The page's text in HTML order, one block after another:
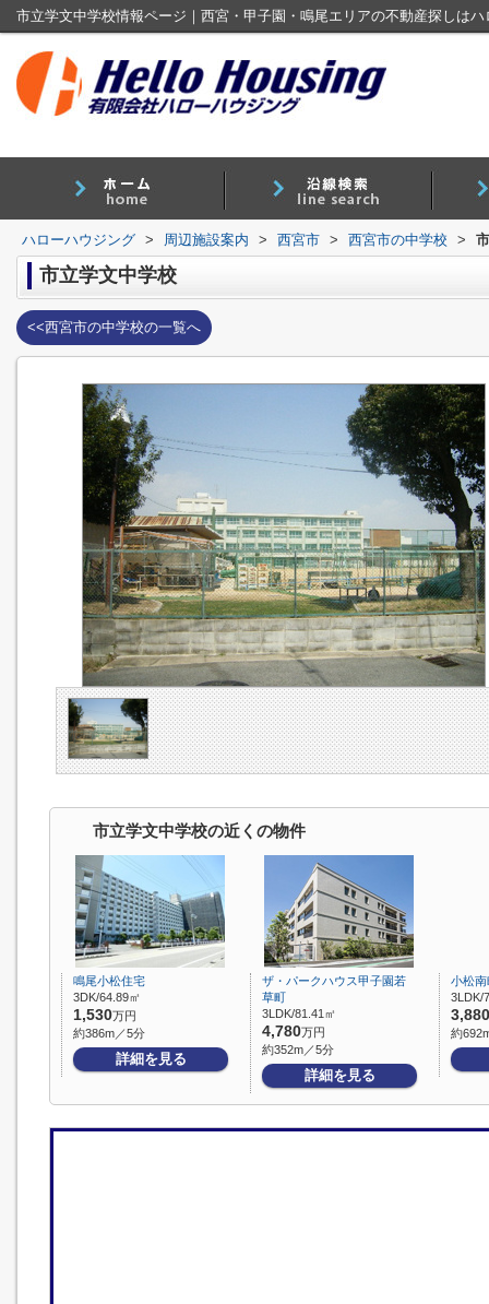
市立学文中学校情報ページ｜西宮・甲子園・鳴尾エリアの不動産探しは
ハローハウジング > 周辺施設案内 > 西宮市 > 西宮市の中学校 >
市立学文中学校
<<西宮市の中学校の一覧へ
市立学文中学校の近くの物件
鳴尾小松住宅
3DK/64.89㎡
1,530万円
約386m／5分
詳細を見る
ザ・パークハウス甲子園若
草町
3LDK/81.41㎡
4,780万円
約352m／5分
詳細を見る
小松
3LDK/
3,880
約